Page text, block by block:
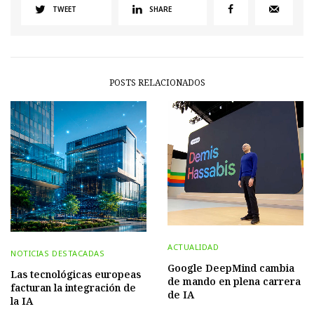
TWEET SHARE
POSTS RELACIONADOS
NOTICIAS DESTACADAS
Las tecnológicas europeas
facturan la integración de
la IA
ACTUALIDAD
Google DeepMind cambia
de mando en plena carrera
de IA